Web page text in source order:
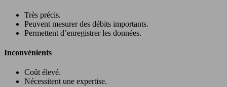
Très précis.
Peuvent mesurer des débits importants.
Permettent d’enregistrer les données.
Inconvénients
Coût élevé.
Nécessitent une expertise.